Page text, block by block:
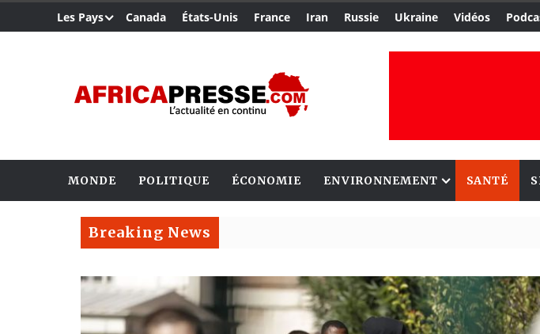
Les Pays Canada États-Unis France Iran Russie Ukraine Vidéos
MONDE POLITIQUE ÉCONOMIE ENVIRONNEMENT SANTÉ
Breaking News